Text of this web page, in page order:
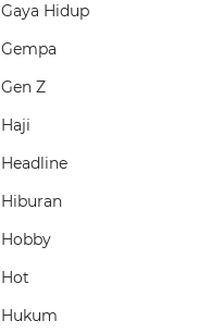
Gaya Hidup
Gempa
Gen Z
Haji
Headline
Hiburan
Hobby
Hot
Hukum